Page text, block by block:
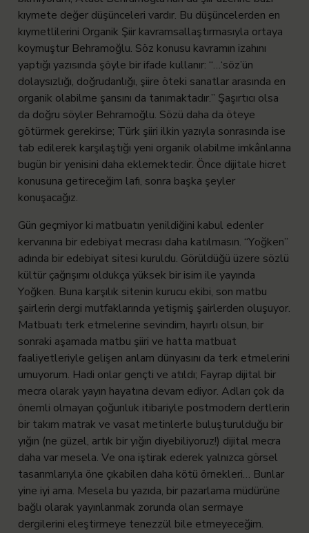
kıymete değer düşünceleri vardır. Bu düşüncelerden en
kıymetlilerini Organik Şiir kavramsallaştırmasıyla ortaya
koymuştur Behramoğlu. Söz konusu kavramın izahını
yaptığı yazısında şöyle bir ifade kullanır: “…‘söz’ün
dolaysızlığı, doğrudanlığı, şiire öteki sanatlar arasında en
organik olabilme şansını da tanımaktadır.” Şaşırtıcı olsa
da doğru söyler Behramoğlu. Sözü daha da öteye
götürmek gerekirse; Türk şiiri ilkin yazıyla sonrasında ise
tab edilerek karşılaştığı yeni organik olabilme imkânlarına
bugün bir yenisini daha eklemektedir. Önce dijitale hicret
konusuna getireceğim lafı, sonra başka şeyler
konuşacağız.
Gün geçmiyor ki matbuatın yenildiğini kabul edenler
kervanına bir edebiyat mecrası daha katılmasın. “Yoğken”
adında bir edebiyat sitesi kuruldu. Görüldüğü üzere sözlü
kültür çağrışımı oldukça yüksek bir isim ile yayında
Yoğken. Buna karşılık sitenin kurucu ekibi, son matbu
şairlerin dergi mutfaklarında yetişmiş şairlerden oluşuyor.
Matbuatı terk etmelerine sevindim, hayırlı olsun, bir
sonraki aşamada matbu şiiri ve hatta matbuat
faaliyetleriyle gelişen anlam dünyasını da terk etmelerini
umuyorum. Hadi onlar gençti ve atıldı; Fayrap dijital bir
mecra olarak yayın hayatına devam ediyor. Adları çok da
önemli olmayan çoğunluk itibariyle postmodern dertlerin
bir takım matrak ve vasat metinlerle buluşturulduğu bir
yığın (ne güzel, artık bir yığın diyebiliyoruz!) dijital mecra
daha var mesela. Ve ona iştirak ederek yalnızca görsel
tasarımlarıyla öne çıkabilen daha kötü örnekleri… Bunlar
yine iyi ama. Mesela bu yazıda, bir pazarlama müdürüne
bağlı olarak yayınlanmak zorunda olan sermaye
dergilerini eleştirmeye tenezzül bile etmeyeceğim.